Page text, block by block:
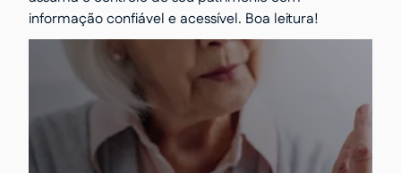
informação confiável e acessível. Boa leitura!